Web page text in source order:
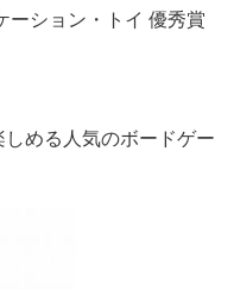
ーション・トイ 優秀賞
める人気のボードゲー